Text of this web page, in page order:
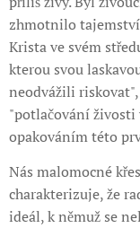
zhmotnilo
Krista ve svém
kterou svou
neodvážili riskovat",
"potlačování živosti
opakováním této
Nás malomocné
charakterizuje, že
ideál, k němuž se